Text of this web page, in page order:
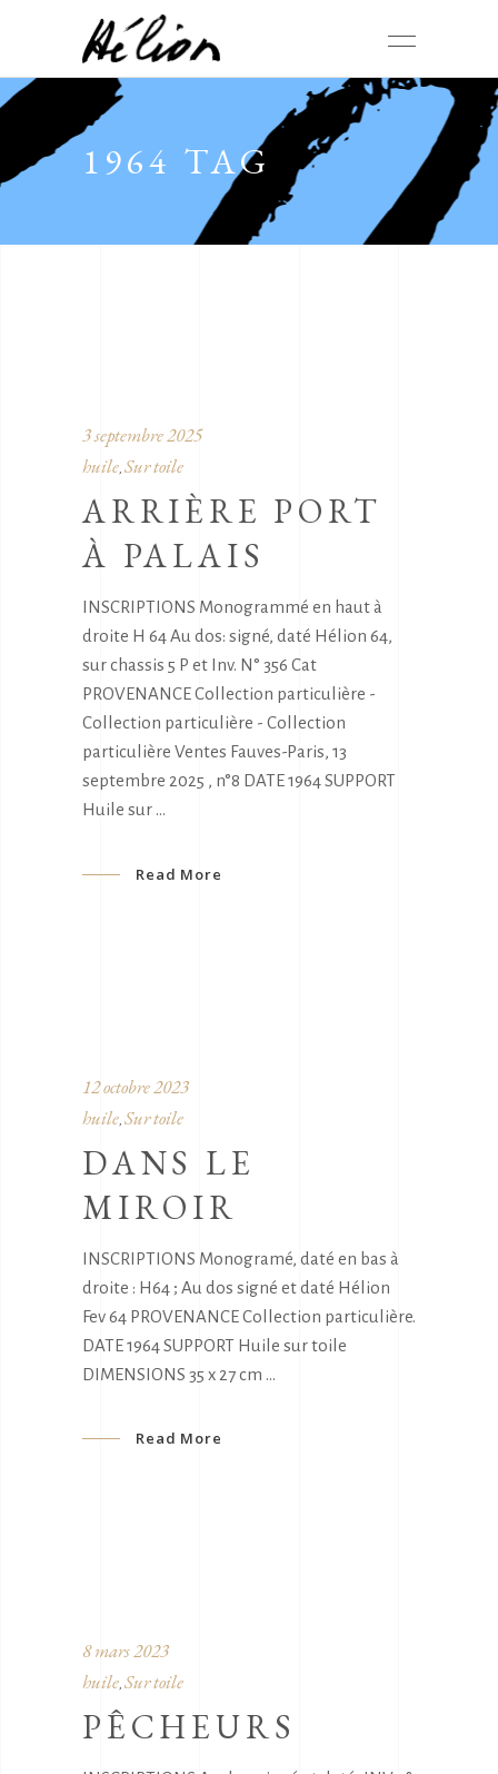
1964 TAG
3 septembre 2025
huile, Sur toile
ARRIÈRE PORT
À PALAIS
INSCRIPTIONS Monogrammé en haut à
droite H 64 Au dos: signé, daté Hélion 64,
sur chassis 5 P et Inv. N° 356 Cat
PROVENANCE Collection particulière -
Collection particulière - Collection
particulière Ventes Fauves-Paris, 13
septembre 2025 , n°8 DATE 1964 SUPPORT
Huile sur
Read More
12 octobre 2023
huile Sur toile
DANS LE
MIROIR
INSCRIPTIONS Monogramé, daté en bas à
droite : H64 ; Au dos signé et daté Hélion
Fev 64 PROVENANCE Collection particulière.
DATE 1964 SUPPORT Huile sur toile
DIMENSIONS 35 x 27 cm
Read More
8 mars 2023
huile, Sur toile
PÊCHEURS